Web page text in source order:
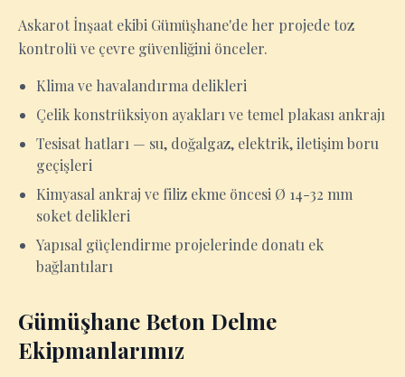
Askarot İnşaat ekibi Gümüşhane'de her projede toz
kontrolü ve çevre güvenliğini önceler.
Klima ve havalandırma delikleri
Çelik konstrüksiyon ayakları ve temel plakası ankrajı
Tesisat hatları — su, doğalgaz, elektrik, iletişim boru
geçişleri
Kimyasal ankraj ve filiz ekme öncesi Ø 14-32 mm
soket delikleri
Yapısal güçlendirme projelerinde donatı ek
bağlantıları
Gümüşhane Beton Delme
Ekipmanlarımız